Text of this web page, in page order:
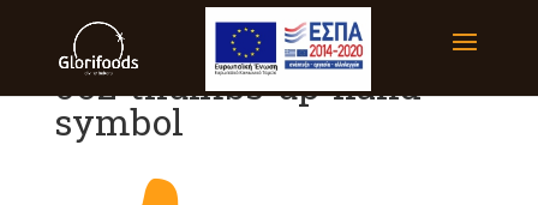
002-thumbs-up-hand-
symbol